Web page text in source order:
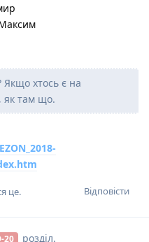
Якщо хтось є на
як там що.
Відповісти
це.
20 розділ.